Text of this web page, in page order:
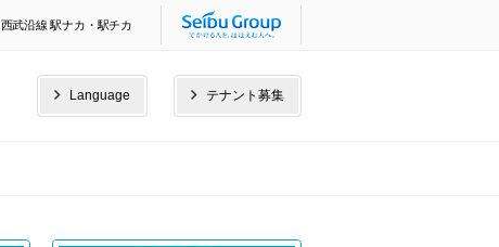
西武沿線 駅ナカ・駅チカ
Language テナント募集